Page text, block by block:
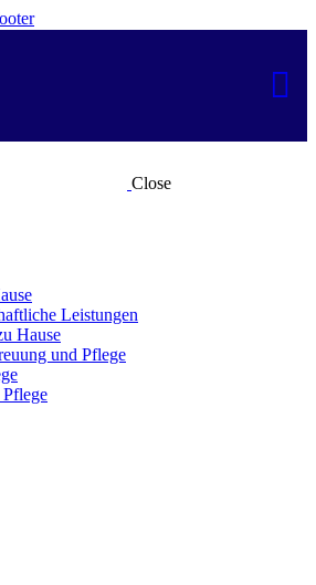
Close
Leistungen
Hause
und Pflege